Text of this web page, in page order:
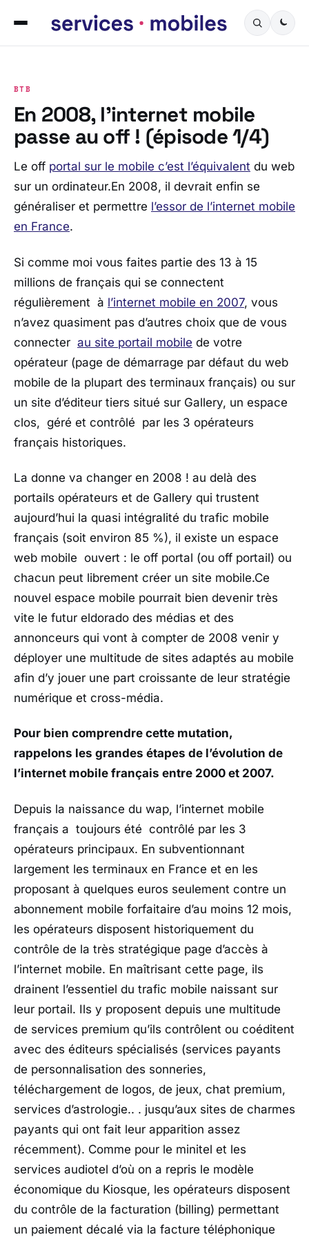
BTB
En 2008, l’internet mobile
passe au off ! (épisode 1/4)
Le off portal sur le mobile c’est l’équivalent du web
sur un ordinateur.En 2008, il devrait enfin se
généraliser et permettre l’essor de l’internet mobile
en France.
Si comme moi vous faites partie des 13 à 15
millions de français qui se connectent
régulièrement à l’internet mobile en 2007, vous
n’avez quasiment pas d’autres choix que de vous
connecter au site portail mobile de votre
opérateur (page de démarrage par défaut du web
mobile de la plupart des terminaux français) ou sur
un site d’éditeur tiers situé sur Gallery, un espace
clos, géré et contrôlé par les 3 opérateurs
français historiques.
La donne va changer en 2008 ! au delà des
portails opérateurs et de Gallery qui trustent
aujourd’hui la quasi intégralité du trafic mobile
français (soit environ 85 %), il existe un espace
web mobile ouvert : le off portal (ou off portail) ou
chacun peut librement créer un site mobile.Ce
nouvel espace mobile pourrait bien devenir très
vite le futur eldorado des médias et des
annonceurs qui vont à compter de 2008 venir y
déployer une multitude de sites adaptés au mobile
afin d’y jouer une part croissante de leur stratégie
numérique et cross-média.
Pour bien comprendre cette mutation,
rappelons les grandes étapes de l’évolution de
l’internet mobile français entre 2000 et 2007.
Depuis la naissance du wap, l’internet mobile
français a toujours été contrôlé par les 3
opérateurs principaux. En subventionnant
largement les terminaux en France et en les
proposant à quelques euros seulement contre un
abonnement mobile forfaitaire d’au moins 12 mois,
les opérateurs disposent historiquement du
contrôle de la très stratégique page d’accès à
l’internet mobile. En maîtrisant cette page, ils
drainent l’essentiel du trafic mobile naissant sur
leur portail. Ils y proposent depuis une multitude
de services premium qu’ils contrôlent ou coéditent
avec des éditeurs spécialisés (services payants
de personnalisation des sonneries,
téléchargement de logos, de jeux, chat premium,
services d’astrologie.. . jusqu’aux sites de charmes
payants qui ont fait leur apparition assez
récemment). Comme pour le minitel et les
services audiotel d’où on a repris le modèle
économique du Kiosque, les opérateurs disposent
du contrôle de la facturation (billing) permettant
un paiement décalé via la facture téléphonique